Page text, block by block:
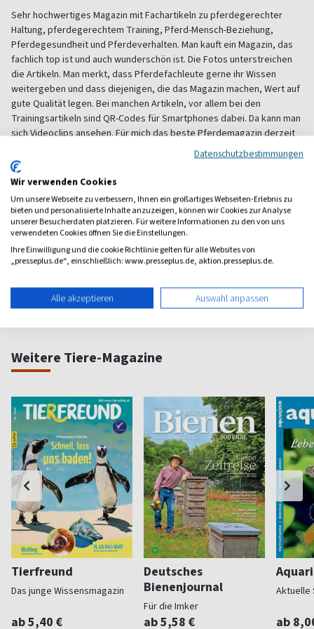
Sehr hochwertiges Magazin mit Fachartikeln zu pferdegerechter
Haltung, pferdegerechtem Training, Pferd-Mensch-Beziehung,
Pferdegesundheit und Pferdeverhalten. Man kauft ein Magazin, das
fachlich top ist und auch wunderschön ist. Die Fotos unterstreichen
die Artikeln. Man merkt, dass Pferdefachleute gerne ihr Wissen
weitergeben und dass diejenigen, die das Magazin machen, Wert auf
gute Qualität legen. Bei manchen Artikeln, vor allem bei den
Trainingsartikeln sind QR-Codes für Smartphones dabei. Da kann man
sich Videoclips ansehen. Für mich das beste Pferdemagazin derzeit
am Markt: informativ und zum Wohl des Pferdes
Alle Leserbewertungen anzeigen
1 Jahr Freude schenken!
Bei einer Auswahl von über 1.800 Magazinen finden Sie das
richtige Geschenk für jeden.
Weitere Tiere-Magazine
Tierfreund
Das junge Wissensmagazin
ab 5,40 €
Deutsches
Bienenjournal
Für die Imker
ab 5,58 €
Aktuelle
ab
Datenschutzbestimmungen
Wir verwenden Cookies
Um unsere Webseite zu verbessern, Ihnen ein großartiges Webseiten-Erlebnis zu
bieten und personalisierte Inhalte anzuzeigen, können wir Cookies zur Analyse
unserer Besucherdaten platzieren. Für weitere Informationen zu den von uns
verwendeten Cookies öffnen Sie die Einstellungen.
Ihre Einwilligung und die cookie Richtlinie gelten für alle Websites von
„presseplus.de“, einschließlich: www.presseplus.de, aktion.presseplus.de.
Alle akzeptieren Auswahl anpassen